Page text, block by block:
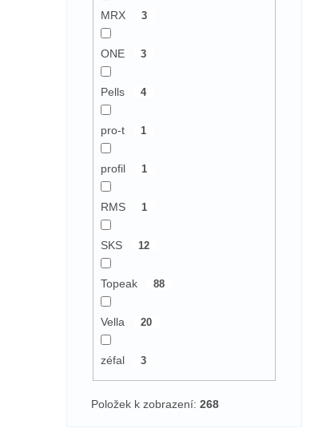
MRX 3
ONE 3
Pells 4
pro-t 1
profil 1
RMS 1
SKS 12
Topeak 88
Vella 20
zéfal 3
Položek k zobrazení: 268